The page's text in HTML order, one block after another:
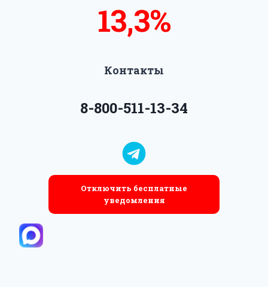
14%13,6%
Контакты
8-800-511-13-34
Отключить бесплатные
уведомления